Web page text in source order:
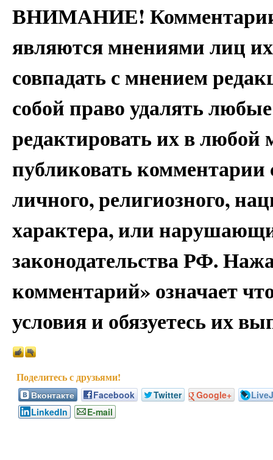
ВНИМАНИЕ! Комментарии
являются мнениями лиц
совпадать с мнением
собой право удалять
редактировать их в
публиковать
личного, религиозного,
характера, или
законодательства РФ.
комментарий» означает
условия и обязуетесь их
Вконтакте Facebook Twitter Google+
LinkedIn
E-mail